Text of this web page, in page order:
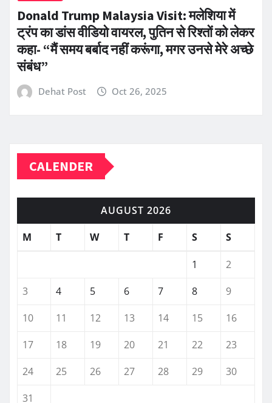
Donald Trump Malaysia Visit: मलेशिया में
ट्रंप का डांस वीडियो वायरल, पुतिन से रिश्तों को लेकर
कहा- “मैं समय बर्बाद नहीं करूंगा, मगर उनसे मेरे अच्छे
संबंध”
Dehat Post Oct 26, 2025
CALENDER
AUGUST 2026
M
T W T F S S
1
2
3
4 5 6 7 8
9
10
11 12 13 14 15
16
17
18 19 20 21 22
23
24
25 26 27 28 29
30
31